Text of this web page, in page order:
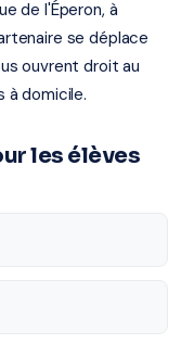
de l'Éperon, à
se déplace
ouvrent droit au
à domicile.
les élèves